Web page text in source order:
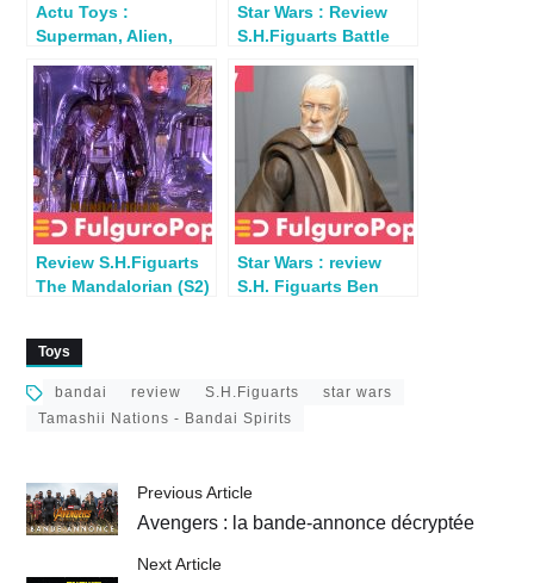
Actu Toys :
Superman, Alien,
Marvel, Dragon Ball
Star Wars : Review
S.H.Figuarts Battle
Review S.H.Figuarts
The Mandalorian (S2)
Star Wars : review
S.H. Figuarts Ben
Toys
bandai review S.H.Figuarts
star wars
Tamashii Nations - Bandai Spirits
Previous Article
Avengers : la bande-annonce décryptée
Next Article